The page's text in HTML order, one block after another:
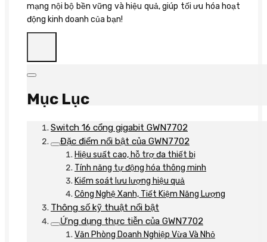
mạng nội bộ bền vững và hiệu quả, giúp tối ưu hóa hoạt
động kinh doanh của bạn!
Mục Lục
Switch 16 cổng gigabit GWN7702
Đặc điểm nổi bật của GWN7702
Hiệu suất cao, hỗ trợ đa thiết bị
Tính năng tự động hóa thông minh
Kiểm soát lưu lượng hiệu quả
Công Nghệ Xanh, Tiết Kiệm Năng Lượng
Thông số kỹ thuật nổi bật
Ứng dụng thực tiễn của GWN7702
Văn Phòng Doanh Nghiệp Vừa Và Nhỏ